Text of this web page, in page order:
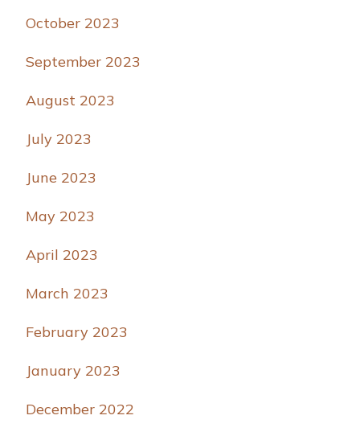
October 2023
September 2023
August 2023
July 2023
June 2023
May 2023
April 2023
March 2023
February 2023
January 2023
December 2022